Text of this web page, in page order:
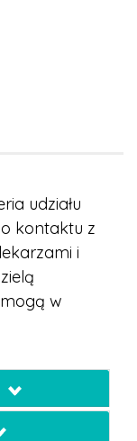
udziału
kontaktu z
i
w